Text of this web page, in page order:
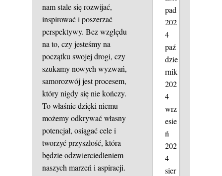
nam stale się rozwijać,
inspirować i poszerzać
perspektywy. Bez względu
na to, czy jesteśmy na
początku swojej drogi, czy
szukamy nowych wyzwań,
samorozwój jest procesem,
który nigdy się nie kończy.
To właśnie dzięki niemu
możemy odkrywać własny
potencjał, osiągać cele i
tworzyć przyszłość, która
będzie odzwierciedleniem
naszych marzeń i aspiracji.
pad
202
4
paź
dzie
rnik
202
4
wrz
esie
ń
202
4
sier